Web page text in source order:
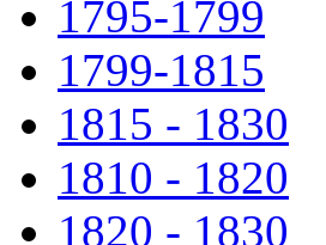
1795-1799
1799-1815
1815 - 1830
1810 - 1820
1820 - 1830